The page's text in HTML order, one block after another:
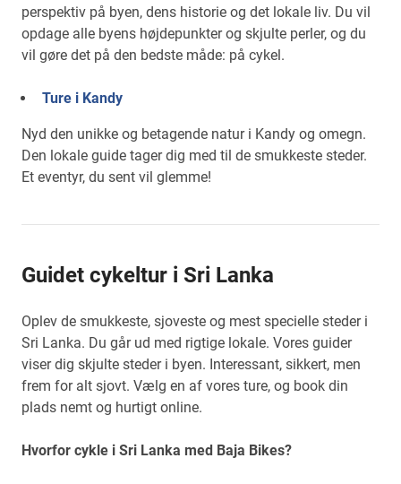
perspektiv på byen, dens historie og det lokale liv. Du vil
opdage alle byens højdepunkter og skjulte perler, og du
vil gøre det på den bedste måde: på cykel.
Ture i Kandy
Nyd den unikke og betagende natur i Kandy og omegn.
Den lokale guide tager dig med til de smukkeste steder.
Et eventyr, du sent vil glemme!
Guidet cykeltur i Sri Lanka
Oplev de smukkeste, sjoveste og mest specielle steder i
Sri Lanka. Du går ud med rigtige lokale. Vores guider
viser dig skjulte steder i byen. Interessant, sikkert, men
frem for alt sjovt. Vælg en af vores ture, og book din
plads nemt og hurtigt online.
Hvorfor cykle i Sri Lanka med Baja Bikes?